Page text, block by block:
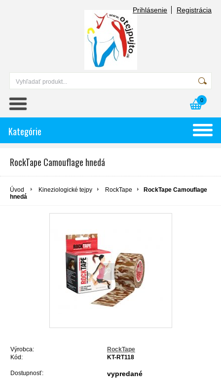
Prihlásenie Registrácia
0
Kategórie
RockTape Camouflage hnedá
Úvod Kineziologické tejpy RockTape
RockTape Camouflage
hnedá
Výrobca:
RockTape
Kód:
KT-RT118
Dostupnosť: vypredané